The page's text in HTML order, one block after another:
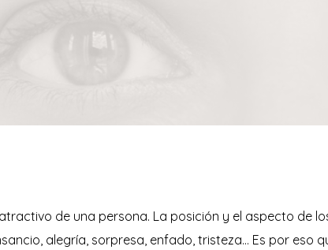
de una persona. La posición y el aspecto de
alegría, sorpresa, enfado, tristeza… Es por